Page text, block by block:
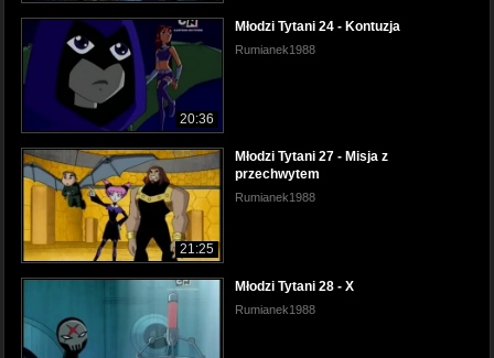
20:36
Młodzi Tytani 24 - Kontuzja
Rumianek1988
21:25
Młodzi Tytani 27 - Misja z
przechwytem
Rumianek1988
Młodzi Tytani 28 - X
Rumianek1988